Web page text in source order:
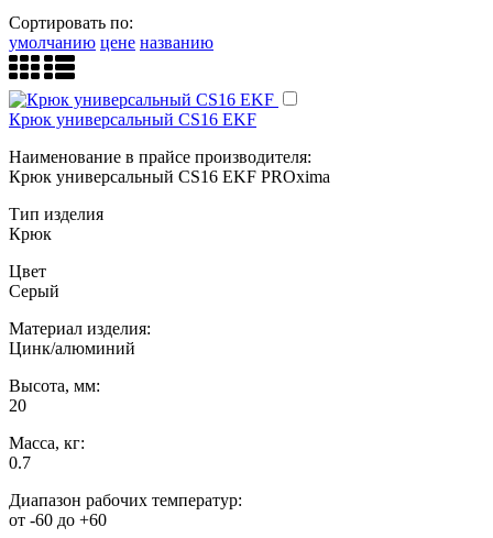
Сортировать по:
умолчанию цене названию
Крюк универсальный CS16 EKF
Наименование в прайсе производителя:
Крюк универсальный CS16 EKF PROxima
Тип изделия
Крюк
Цвет
Серый
Материал изделия:
Цинк/алюминий
Высота, мм:
20
Масса, кг:
0.7
Диапазон рабочих температур:
от -60 до +60